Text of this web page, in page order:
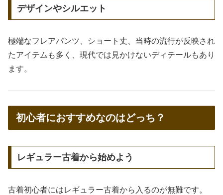
デザインやシルエット
極端なフレアパンツ、ショート丈、当時の流行が反映され
たアイテムも多く、現代では見かけないディテールもあり
ます。
初心者におすすめなのはどっち？
レギュラー古着から始めよう
古着初心者にはレギュラー古着から入るのが無難です。